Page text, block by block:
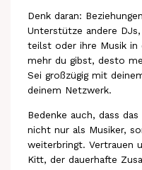
Denk daran:
Unterstütze andere
teilst oder ihre Musik in
mehr du gibst, desto
Sei großzügig mit
deinem Netzwerk.
Bedenke auch, dass
nicht nur als Musiker,
weiterbringt. Vertrauen
Kitt, der dauerhafte